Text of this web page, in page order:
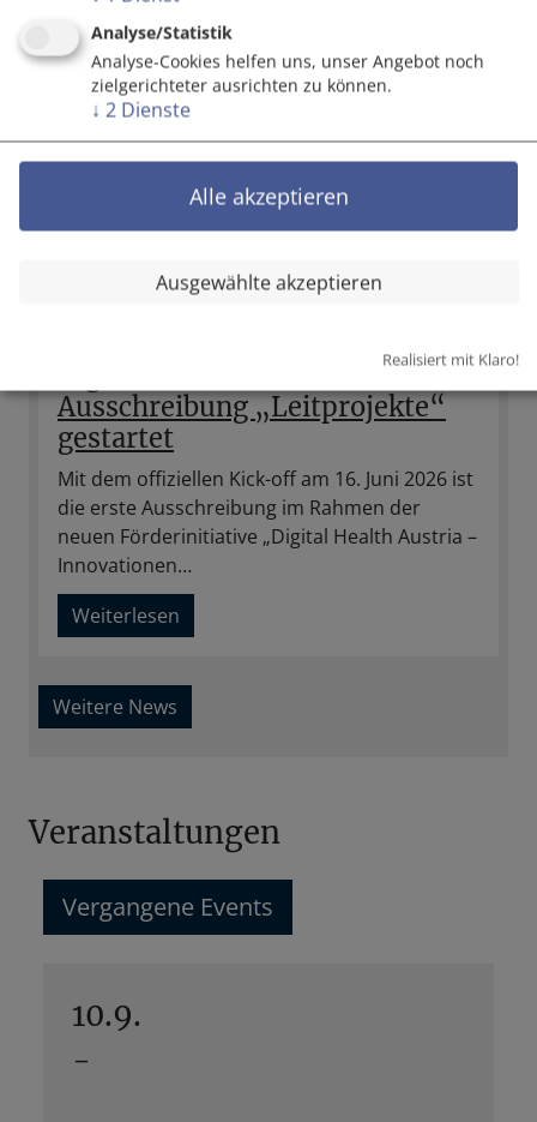
Ausschreibung „Leitprojekte“
gestartet
Mit dem offiziellen Kick-off am 16. Juni 2026 ist
die erste Ausschreibung im Rahmen der
neuen Förderinitiative „Digital Health Austria –
Innovationen…
Weiterlesen
Weitere News
Veranstaltungen
Vergangene Events
10.9.
-
Analyse/Statistik
Analyse-Cookies helfen uns, unser Angebot noch
zielgerichteter ausrichten zu können.
↓ 2 Dienste
Ausgewählte akzeptieren
Alle akzeptieren
Realisiert mit Klaro!